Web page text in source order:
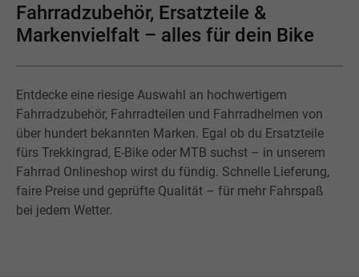
Fahrradzubehör, Ersatzteile &
Markenvielfalt – alles für dein Bike
Entdecke eine riesige Auswahl an hochwertigem
Fahrradzubehör, Fahrradteilen und Fahrradhelmen von
über hundert bekannten Marken. Egal ob du Ersatzteile
fürs Trekkingrad, E-Bike oder MTB suchst – in unserem
Fahrrad Onlineshop wirst du fündig. Schnelle Lieferung,
faire Preise und geprüfte Qualität – für mehr Fahrspaß
bei jedem Wetter.